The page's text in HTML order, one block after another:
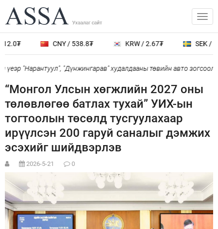
CNY / 538.8₮ KRW / 2.67₮ SEK /
"Нарантуул", "Дүнжингарав" худалдааны төвийн авто зогсоолыг
“Монгол Улсын хөгжлийн 2027 оны
төлөвлөгөө батлах тухай” УИХ-ын
тогтоолын төсөлд тусгуулахаар
ирүүлсэн 200 гаруй саналыг дэмжих
эсэхийг шийдвэрлэв
2026-5-21 0